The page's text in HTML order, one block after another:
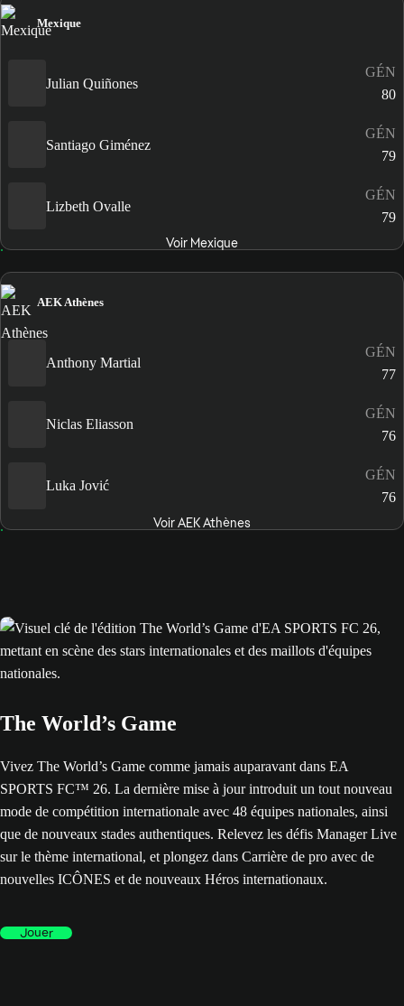
Mexique
Julian Quiñones
GÉN
80
Santiago Giménez
GÉN
79
Lizbeth Ovalle
GÉN
79
Voir Mexique
AEK Athènes
Anthony Martial
GÉN
77
Niclas Eliasson
GÉN
76
Luka Jović
GÉN
76
Voir AEK Athènes
The World’s Game
Vivez The World’s Game comme jamais auparavant dans EA
SPORTS FC™ 26. La dernière mise à jour introduit un tout nouveau
mode de compétition internationale avec 48 équipes nationales, ainsi
que de nouveaux stades authentiques. Relevez les défis Manager Live
sur le thème international, et plongez dans Carrière de pro avec de
nouvelles ICÔNES et de nouveaux Héros internationaux.
Jouer